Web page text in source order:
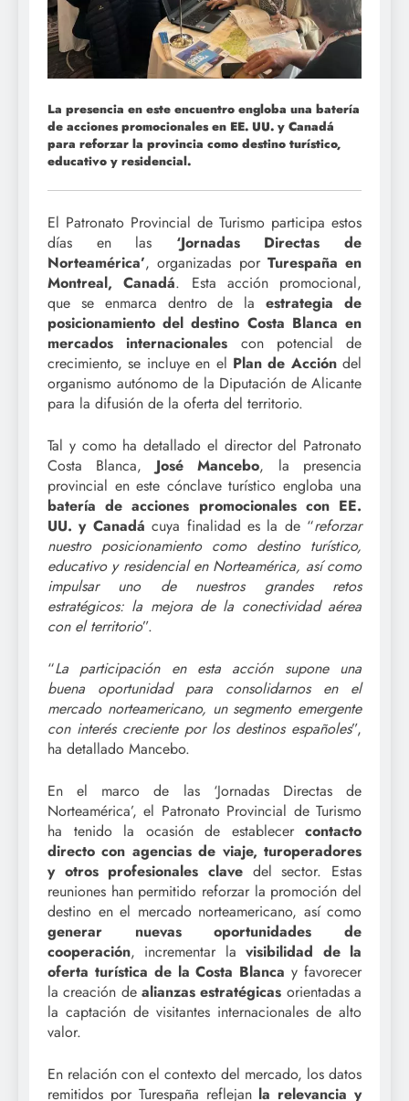
La presencia en este encuentro engloba una batería
de acciones promocionales en EE. UU. y Canadá
para reforzar la provincia como destino turístico,
educativo y residencial.
El Patronato Provincial de Turismo participa estos
días en las ‘Jornadas Directas de
Norteamérica’, organizadas por Turespaña en
Montreal, Canadá. Esta acción promocional,
que se enmarca dentro de laestrategia de
posicionamiento del destino Costa Blanca en
mercados internacionales con potencial de
crecimiento, se incluye en el Plan de Accióndel
organismo autónomo de la Diputación de Alicante
para la difusión de la oferta del territorio.
Tal y como ha detallado el director del Patronato
Costa Blanca, José Mancebo, la presencia
provincial en este cónclave turístico engloba una
batería de acciones promocionales con EE.
UU. y Canadá cuya finalidad es la de “reforzar
nuestro posicionamiento como destino turístico,
educativo y residencial en Norteamérica, así como
impulsar uno de nuestros grandes retos
estratégicos: la mejora de la conectividad aérea
con el territorio”.
“La participación en esta acción supone una
buena oportunidad para consolidarnos en el
mercado norteamericano, un segmento emergente
con interés creciente por los destinos españoles”,
ha detallado Mancebo.
En el marco de las ‘Jornadas Directas de
Norteamérica’, el Patronato Provincial de Turismo
ha tenido la ocasión de establecer contacto
directo con agencias de viaje, turoperadores
y otros profesionales clave del sector. Estas
reuniones han permitido reforzar la promoción del
destino en el mercado norteamericano, así como
generar nuevas oportunidades de
cooperación, incrementar lavisibilidad de la
oferta turística de la Costa Blanca y favorecer
la creación de alianzas estratégicas orientadas a
la captación de visitantes internacionales de alto
valor.
En relación con el contexto del mercado, los datos
remitidos por Turespaña reflejan la relevancia y